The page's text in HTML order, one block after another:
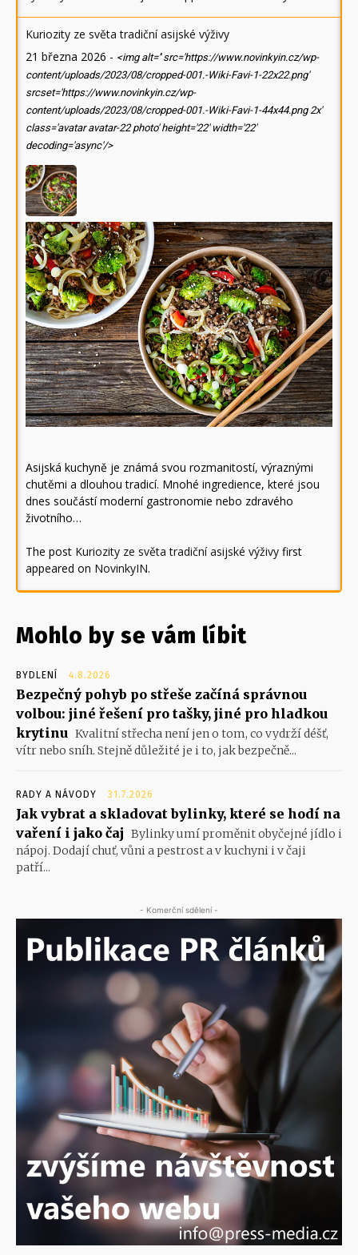
Kuriozity ze světa tradiční asijské výživy
21 března 2026 - <img alt='' src='https://www.novinkyin.cz/wp-
content/uploads/2023/08/cropped-001.-Wiki-Favi-1-22x22.png'
srcset='https://www.novinkyin.cz/wp-
content/uploads/2023/08/cropped-001.-Wiki-Favi-1-44x44.png 2x'
class='avatar avatar-22 photo' height='22' width='22'
decoding='async'/>
Asijská kuchyně je známá svou rozmanitostí, výraznými
chutěmi a dlouhou tradicí. Mnohé ingredience, které jsou
dnes součástí moderní gastronomie nebo zdravého
životního…
The post Kuriozity ze světa tradiční asijské výživy first
appeared on NovinkyIN.
Mohlo by se vám líbit
BYDLENÍ 4.8.2026
Bezpečný pohyb po střeše začíná správnou
volbou: jiné řešení pro tašky, jiné pro hladkou
krytinu Kvalitní střecha není jen o tom, co vydrží déšť,
vítr nebo sníh. Stejně důležité je i to, jak bezpečně...
RADY A NÁVODY 31.7.2026
Jak vybrat a skladovat bylinky, které se hodí na
vaření i jako čaj Bylinky umí proměnit obyčejné jídlo i
nápoj. Dodají chuť, vůni a pestrost a v kuchyni i v čaji
patří...
- Komerční sdělení -